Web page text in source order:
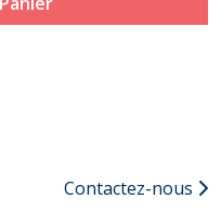
Contactez-nous